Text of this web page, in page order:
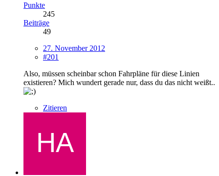
Punkte
245
Beiträge
49
27. November 2012
#201
Also, müssen scheinbar schon Fahrpläne für diese Linien
existieren? Mich wundert gerade nur, dass du das nicht weißt..
Zitieren